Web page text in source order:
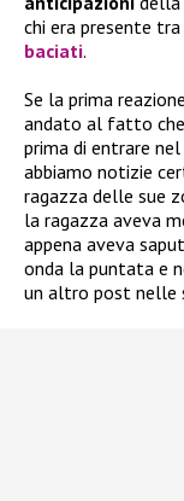
chi era presente
baciati.
Se la prima
andato al fatto
prima di entrare
abbiamo notizie
ragazza delle sue
la ragazza aveva
appena aveva
onda la puntata e
un altro post nelle